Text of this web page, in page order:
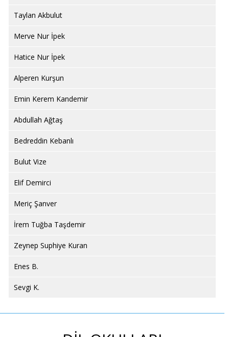
Taylan Akbulut
Merve Nur İpek
Hatice Nur İpek
Alperen Kurşun
Emin Kerem Kandemir
Abdullah Ağtaş
Bedreddin Kebanlı
Bulut Vize
Elif Demirci
Meriç Şanver
İrem Tuğba Taşdemir
Zeynep Suphiye Kuran
Enes B.
Sevgi K.